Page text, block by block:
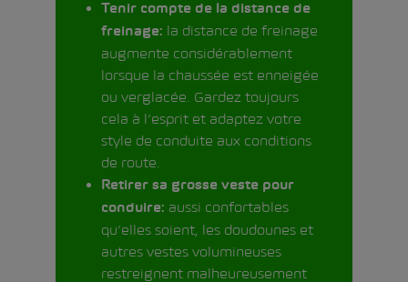
Tenir compte de la distance de
freinage: la distance de freinage
augmente considérablement
lorsque la chaussée est enneigée
ou verglacée. Gardez toujours
cela à l’esprit et adaptez votre
style de conduite aux conditions
de route.
Retirer sa grosse veste pour
conduire: aussi confortables
qu’elles soient, les doudounes et
autres vestes volumineuses
restreignent malheureusement